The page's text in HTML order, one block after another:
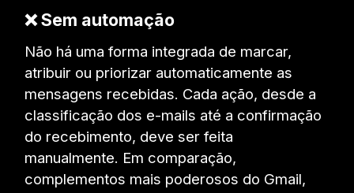
❌ Sem automação
Não há uma forma integrada de marcar,
atribuir ou priorizar automaticamente as
mensagens recebidas. Cada ação, desde a
classificação dos e-mails até a confirmação
do recebimento, deve ser feita
manualmente. Em comparação,
complementos mais poderosos do Gmail,